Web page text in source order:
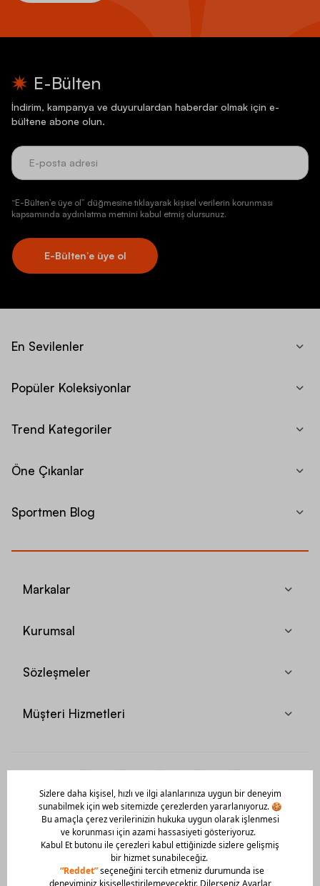
E-Bülten
İndirim, kampanya ve duyurulardan haberdar olmak için e-
bültene abone olun.
“E-Bülten’e üye ol” düğmesine tıklayarak kişisel verilerin korunması
kapsamında aydınlatma metnini kabul etmiş olursunuz.
E-Bülten’e üye ol
En Sevilenler
Popüler Koleksiyonlar
Trend Kategoriler
Öne Çıkanlar
Sportmen Blog
Markalar
Kurumsal
Sözleşmeler
Müşteri Hizmetleri
Mobil Uygulamamızı Hemen İndir!